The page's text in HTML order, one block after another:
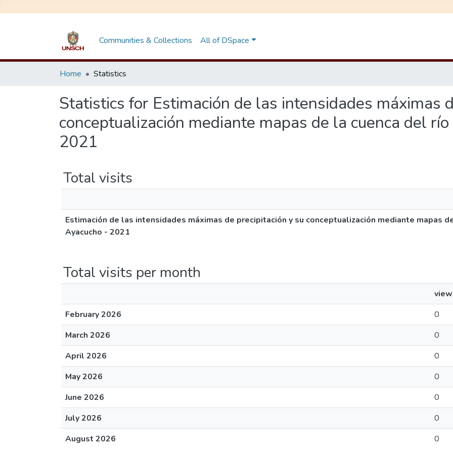
Communities & Collections All of DSpace
Home Statistics
Statistics for Estimación de las intensidades máximas
conceptualización mediante mapas de la cuenca del
2021
Total visits
Estimación de las intensidades máximas de precipitación y su conceptualización mediante mapas
Ayacucho - 2021
Total visits per month
February 2026
0
March 2026
0
April 2026
0
May 2026
0
June 2026
0
July 2026
0
August 2026
0